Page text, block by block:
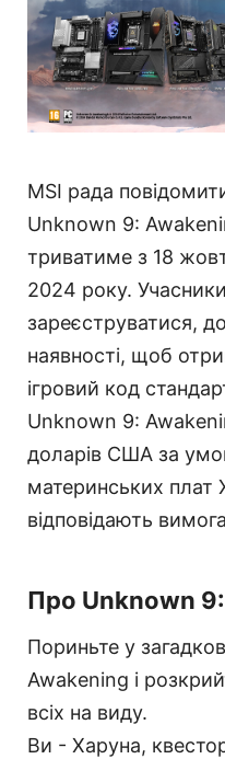
MSI рада
Unknown 9:
триватиме з 18
2024 року.
зареєструватися,
наявності, щоб
ігровий код
Unknown 9:
доларів США за
материнських плат
відповідають
Про Unknown
Пориньте у
Awakening і
всіх на виду.
Ви - Харуна,